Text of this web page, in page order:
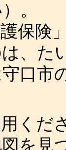
。
保険
、た
口市
くだ
を見